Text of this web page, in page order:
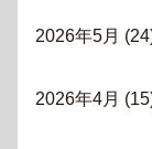
2026年5月
2026年4月